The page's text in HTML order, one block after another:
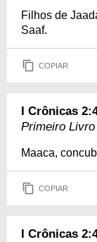
Filhos de
Saaf.
COPIAR
I Crônicas
Primeiro
Maaca,
COPIAR
I Crônicas